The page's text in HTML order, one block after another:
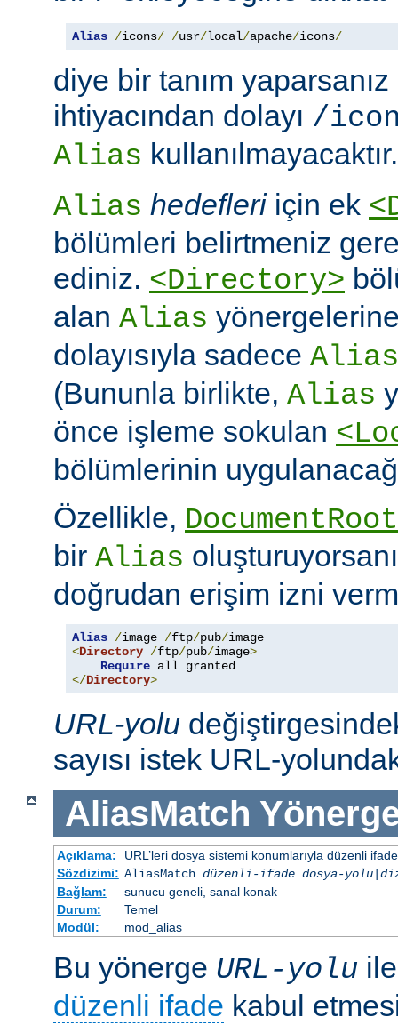
Alias /icons/ /usr/local/apache/icons/
diye bir tanım
ihtiyacından dolayı /
Alias kullanılmayacaktır.
Alias hedefleriiçin ek
bölümleri belirtmeniz
ediniz. <Directory>
alan Alias
dolayısıyla sadece Alias
(Bununla birlikte, Alias
önce işleme sokulan
bölümlerinin
Özellikle, DocumentRoot
bir Alias
doğrudan erişim izni
Alias /image /ftp/pub/
<Directory /ftp/pub/image>
Require
</Directory>
URL-yolu
sayısı istek URL-
AliasMatch
Açıklama:
URL’leri dosya sistemi konumlarıyla düzenli
Sözdizimi: AliasMatch düzenli-ifade dosya-yolu|
Bağlam:
sunucu geneli, sanal konak
Durum:
Temel
Modül:
mod_alias
Bu yönerge URL-yolu
düzenli ifade kabul